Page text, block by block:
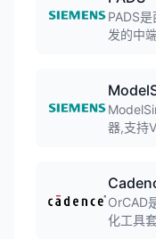
万，助
PADS
发的中
流程化
器,支持
和友好
OrCAD
化工具